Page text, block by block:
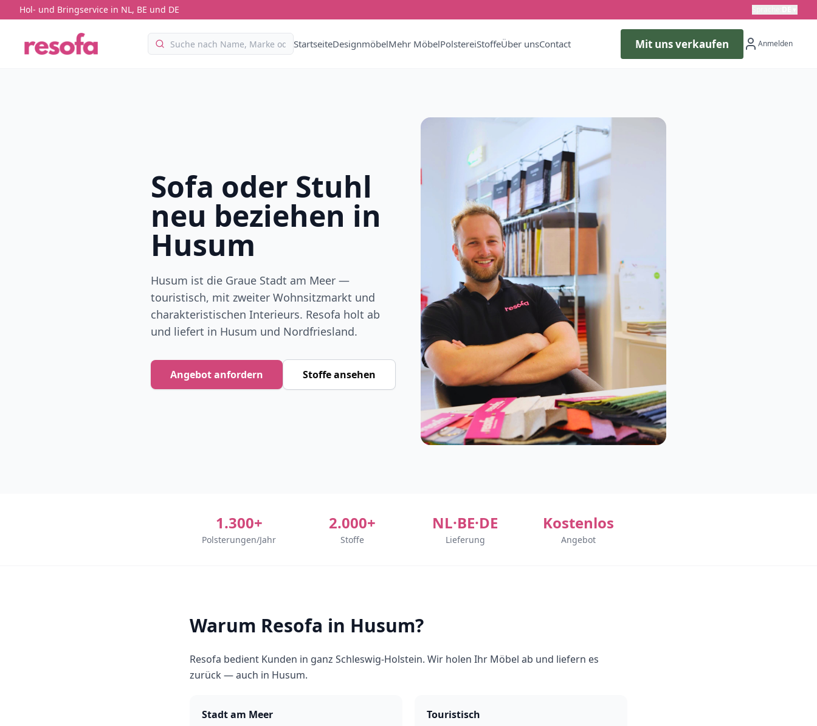
Hol- und Bringservice in NL, BE und DE
StartseiteDesignmöbelMehr MöbelPolstereiStoffeÜber unsContact Mit uns verkaufen Anmelden
Sofa oder Stuhl
neu beziehen in
Husum
Husum ist die Graue Stadt am Meer —
touristisch, mit zweiter Wohnsitzmarkt und
charakteristischen Interieurs. Resofa holt ab
und liefert in Husum und Nordfriesland.
Angebot anfordern Stoffe ansehen
1.300+
Polsterungen/Jahr
2.000+
Stoffe
NL·BE·DE
Lieferung
Kostenlos
Angebot
Warum Resofa in Husum?
Resofa bedient Kunden in ganz Schleswig-Holstein. Wir holen Ihr Möbel ab und liefern es
zurück — auch in Husum.
Stadt am Meer Touristisch